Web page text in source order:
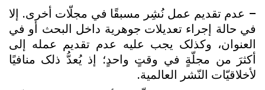
– عدم تقديم عمل نُشِر مسبقًا في مجلّات أخرى. إلا
في حالة إجراء تعديلات جوهرية داخل البحث أو في
العنوان، وکذلک يجب عليه عدم تقديم عمله إلى
أکثرَ من مجلّةٍ في وقتٍ واحدٍ؛ إذ يُعدُّ ذلک منافيًا
لأخلاقيّات النّشر العالمية.